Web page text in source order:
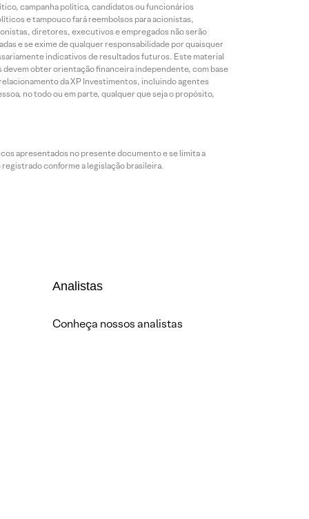
campanha política, candidatos ou funcionários
e tampouco fará reembolsos para acionistas,
diretores, executivos e empregados não serão
e se exime de qualquer responsabilidade por quaisquer
indicativos de resultados futuros. Este material
obter orientação financeira independente, com base
da XP Investimentos, incluindo agentes
no todo ou em parte, qualquer que seja o propósito,
apresentados no presente documento e se limita a
conforme a legislação brasileira.
Analistas
Conheça nossos analistas